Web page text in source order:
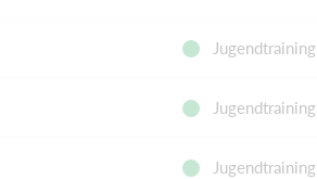
Jugendtraining
Jugendtraining
Jugendtraining